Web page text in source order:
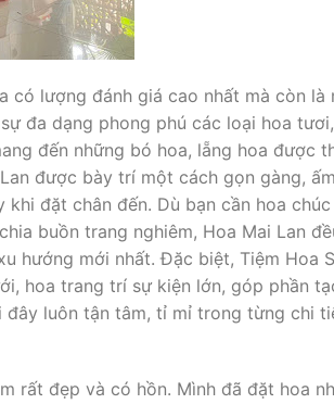
có lượng đánh giá cao nhất mà còn
đa dạng phong phú các loại hoa
đến những bó hoa, lẵng hoa được
được bày trí một cách gọn gàng,
đặt chân đến. Dù bạn cần hoa
buồn trang nghiêm, Hoa Mai Lan
hướng mới nhất. Đặc biệt, Tiệm Hoa
hoa trang trí sự kiện lớn, góp phần
luôn tận tâm, tỉ mỉ trong từng chi
rất đẹp và có hồn. Mình đã đặt hoa